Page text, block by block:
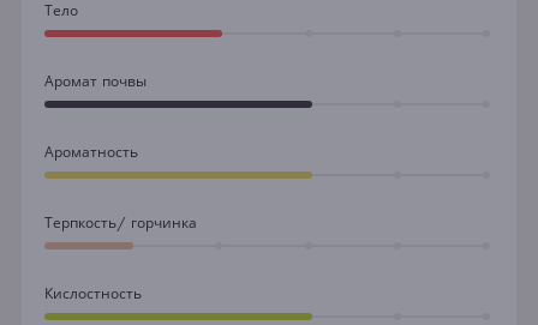
Тело
Аромат почвы
Ароматность
Терпкость/ горчинка
Кислостность